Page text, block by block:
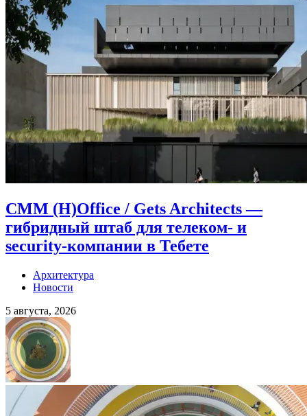
CMM (H)Office / Gets Architects —
гибридный штаб для телеком- и
security-компании в Тебете
Архитектура
Новости
5 августа, 2026